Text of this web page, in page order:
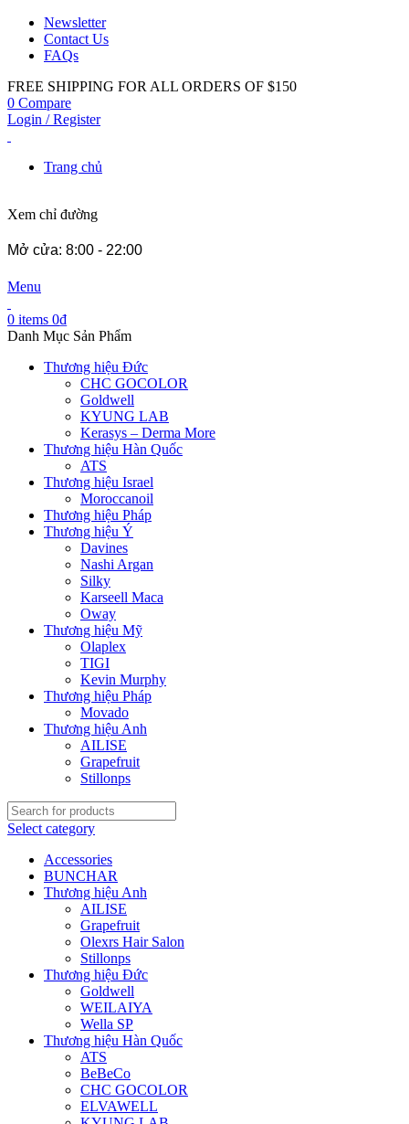
Newsletter
Contact Us
FAQs
FREE SHIPPING FOR ALL ORDERS OF $150
0 Compare
Login / Register
Trang chủ
Xem chỉ đường
Mở cửa: 8:00 - 22:00
Menu
0 items 0₫
Danh Mục Sản Phẩm
Thương hiệu Đức
CHC GOCOLOR
Goldwell
KYUNG LAB
Kerasys – Derma More
Thương hiệu Hàn Quốc
ATS
Thương hiệu Israel
Moroccanoil
Thương hiệu Pháp
Thương hiệu Ý
Davines
Nashi Argan
Silky
Karseell Maca
Oway
Thương hiệu Mỹ
Olaplex
TIGI
Kevin Murphy
Thương hiệu Pháp
Movado
Thương hiệu Anh
AILISE
Grapefruit
Stillonps
Select category
Accessories
BUNCHAR
Thương hiệu Anh
AILISE
Grapefruit
Olexrs Hair Salon
Stillonps
Thương hiệu Đức
Goldwell
WEILAIYA
Wella SP
Thương hiệu Hàn Quốc
ATS
BeBeCo
CHC GOCOLOR
ELVAWELL